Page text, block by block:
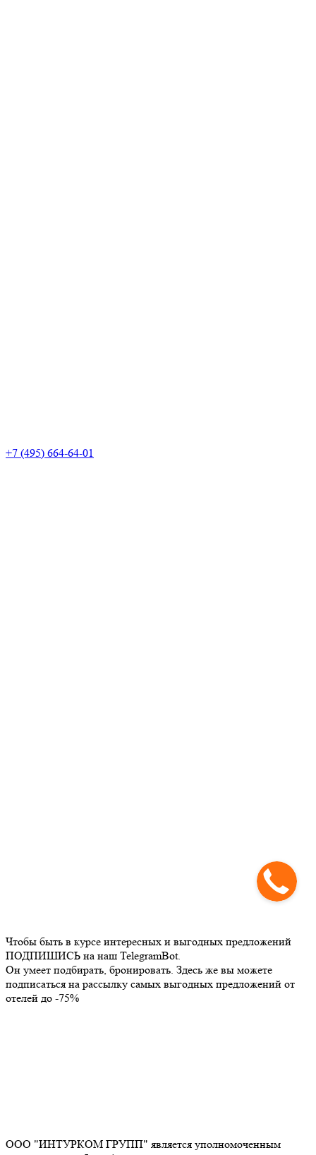
+7 (495) 664-64-01
Чтобы быть в курсе интересных и выгодных предложений
ПОДПИШИСЬ на наш TelegramBot.
Он умеет подбирать, бронировать. Здесь же вы можете
подписаться на рассылку самых выгодных предложений от
отелей до -75%
ООО "ИНТУРКОМ ГРУПП" является уполномоченным